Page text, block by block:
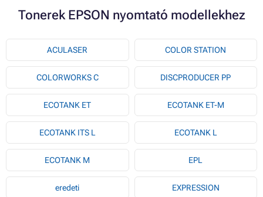
Tonerek EPSON nyomtató modellekhez
ACULASER COLOR STATION
COLORWORKS C DISCPRODUCER PP
ECOTANK ET ECOTANK ET-M
ECOTANK ITS L ECOTANK L
ECOTANK M EPL
eredeti EXPRESSION